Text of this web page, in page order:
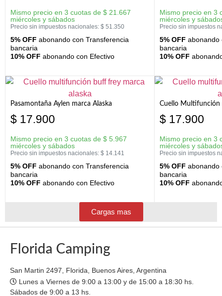
Mismo precio en 3 cuotas de $ 21.667
miércoles y sábados
Precio sin impuestos nacionales: $ 51.350
5% OFF abonando con Transferencia
bancaria
10% OFF abonando con Efectivo
Mismo precio en 3
miércoles y
Precio sin impuestos
5% OFF abonando
bancaria
10% OFF
Pasamontaña Aylen marca Alaska
$ 17.900
Mismo precio en 3 cuotas de $ 5.967
miércoles y sábados
Precio sin impuestos nacionales: $ 14.141
5% OFF abonando con Transferencia
bancaria
10% OFF abonando con Efectivo
Cuello Multifunción
$ 17.900
Mismo precio en 3
miércoles y
Precio sin impuestos
5% OFF abonando
bancaria
10% OFF
Cargas mas
Florida Camping
San Martin 2497, Florida, Buenos Aires, Argentina
Lunes a Viernes de 9:00 a 13:00 y de 15:00 a 18:30 hs.
Sábados de 9:00 a 13 hs.